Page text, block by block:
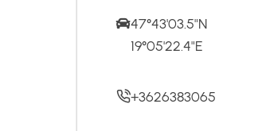
47°43'03.5"N
19°05'22.4"E
+3626383065